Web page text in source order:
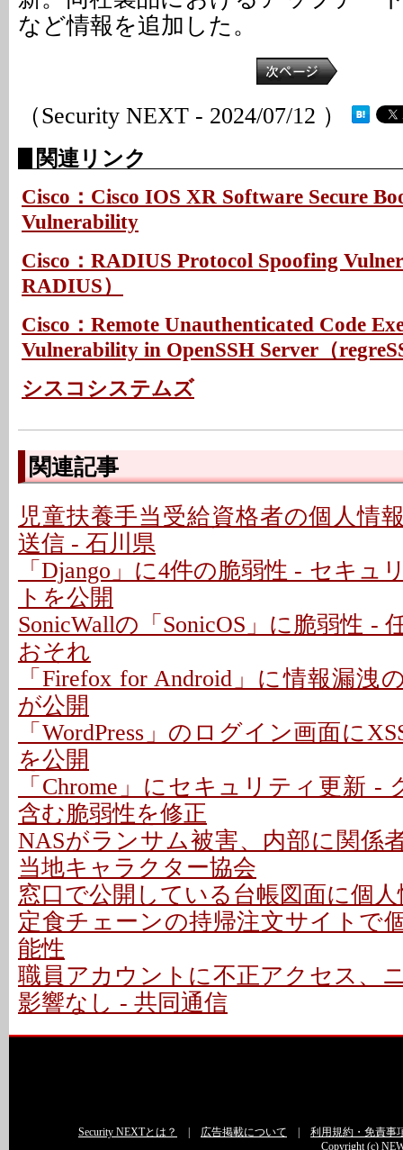
など情報を追加した。
（Security NEXT - 2024/07/12 ）
関連リンク
Cisco：Cisco IOS XR Software Secure
Vulnerability
Cisco：RADIUS Protocol Spoofing
RADIUS）
Cisco：Remote Unauthenticated Code
Vulnerability in OpenSSH Server（
シスコシステムズ
関連記事
児童扶養手当受給資格者の個人情
送信 - 石川県
「Django」に4件の脆弱性 - セキュ
トを公開
SonicWallの「SonicOS」に脆弱性 -
おそれ
「Firefox for Android」に情報漏洩
が公開
「WordPress」のログイン画面に
を公開
「Chrome」にセキュリティ更新 -
含む脆弱性を修正
NASがランサム被害、内部に関係
当地キャラクター協会
窓口で公開している台帳図面に個
定食チェーンの持帰注文サイトで
能性
職員アカウントに不正アクセス、
影響なし - 共同通信
Security NEXTとは？ 広告掲載について
利用規約・免責事
Copyright (c)